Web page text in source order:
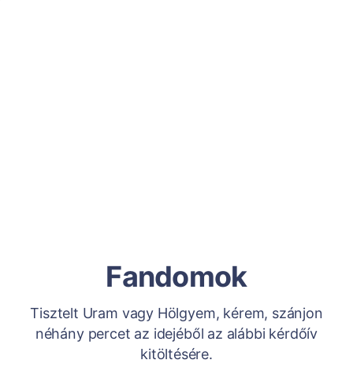
Fandomok
Tisztelt Uram vagy Hölgyem, kérem, szánjon
néhány percet az idejéből az alábbi kérdőív
kitöltésére.